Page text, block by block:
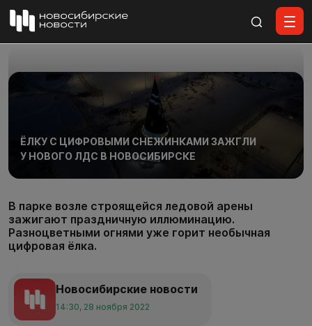
ЁЛКУ С ЦИФРОВЫМИ СНЕЖИНКАМИ ЗАЖГЛИ
У НОВОГО ЛДС В НОВОСИБИРСКЕ
В парке возле строящейся ледовой арены
зажигают праздничную иллюминацию.
Разноцветными огнями уже горит необычная
цифровая ёлка.
Новосибирские новости
14:30, 28 ноября 2022